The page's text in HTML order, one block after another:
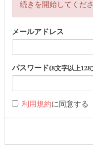
続きを開始してくださ
メールアドレス
パスワード(8文字以上
利用規約に同意する